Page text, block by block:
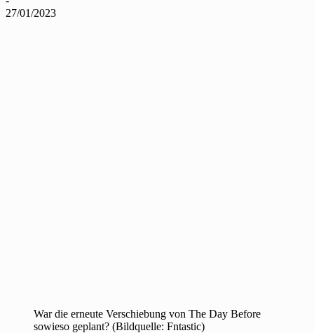
27/01/2023
War die erneute Verschiebung von The Day Before
sowieso geplant? (Bildquelle: Fntastic)